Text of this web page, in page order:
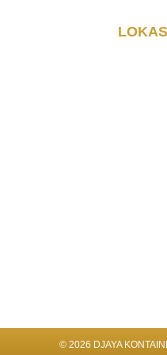
© 2026 DJAYA